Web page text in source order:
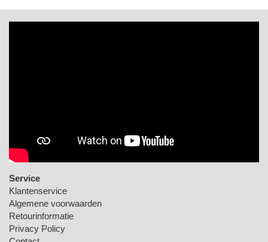
Service
Klantenservice
Algemene voorwaarden
Retourinformatie
Privacy Policy